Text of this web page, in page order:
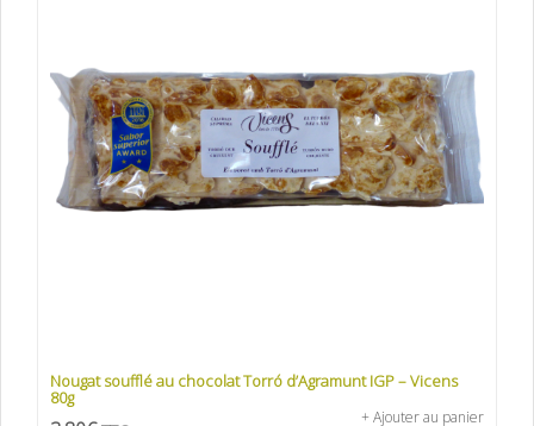
Nougat soufflé au chocolat Torró d’Agramunt IGP – Vicens
80g
+ Ajouter au panier